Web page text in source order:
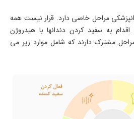
مراحل خاصی دارد. قرار نیست همه
به سفید کردن دندانها با هیدروژن
مشترک دارند که شامل موارد زیر می